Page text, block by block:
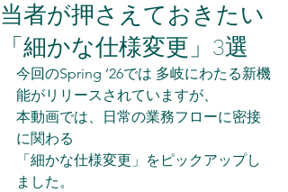
当者が押さえておきたい
「細かな仕様変更」3選
今回のSpring ’26では 多岐にわたる新機
能がリリースされていますが、
本動画では、日常の業務フローに密接
に関わる
「細かな仕様変更」をピックアップし
ました。